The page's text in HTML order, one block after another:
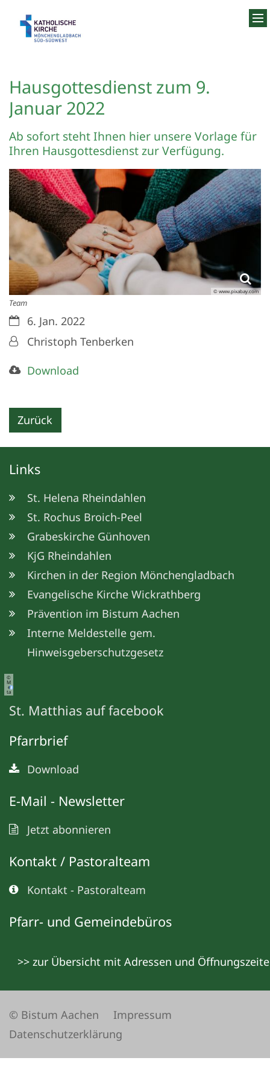
Hausgottesdienst zum 9.
Januar 2022
Ab sofort steht Ihnen hier unsere Vorlage für
Ihren Hausgottesdienst zur Verfügung.
© www.pixabay.com
Team
Datum:6. Jan. 2022
Von:Christoph Tenberken
Download
Zurück
Links
St. Helena Rheindahlen
St. Rochus Broich-Peel
Grabeskirche Günhoven
KjG Rheindahlen
Kirchen in der Region Mönchengladbach
Evangelische Kirche Wickrathberg
Prävention im Bistum Aachen
Interne Meldestelle gem.
Hinweisgeberschutzgesetz
©
M
e
ta
St. Matthias auf facebook
Pfarrbrief
Download
E-Mail - Newsletter
Jetzt abonnieren
Kontakt / Pastoralteam
Kontakt - Pastoralteam
Pfarr- und Gemeindebüros
>> zur Übersicht mit Adressen und
© Bistum Aachen
Impressum
Datenschutzerklärung